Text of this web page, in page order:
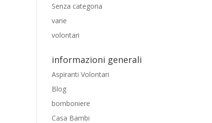
Senza categoria
varie
volontari
informazioni generali
Aspiranti Volontari
Blog
bomboniere
Casa Bambi